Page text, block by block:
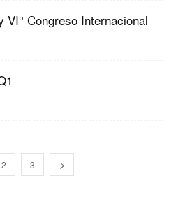
VI° Congreso Internacional
2 3